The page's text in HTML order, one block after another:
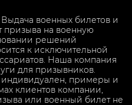
военных билетов и
призыва на военную
решений
к исключительной
Наша компания
для призывников.
примеры и
клиентов компании,
или военный билет не